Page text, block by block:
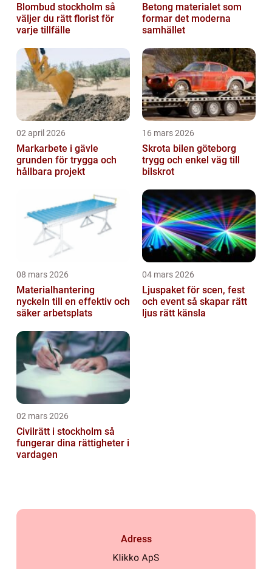
Blombud stockholm så
väljer du rätt florist för
varje tillfälle
Betong materialet som
formar det moderna
samhället
02 april 2026
Markarbete i gävle
grunden för trygga och
hållbara projekt
16 mars 2026
Skrota bilen göteborg
trygg och enkel väg till
bilskrot
08 mars 2026
Materialhantering
nyckeln till en effektiv och
säker arbetsplats
04 mars 2026
Ljuspaket för scen, fest
och event så skapar rätt
ljus rätt känsla
02 mars 2026
Civilrätt i stockholm så
fungerar dina rättigheter i
vardagen
Adress